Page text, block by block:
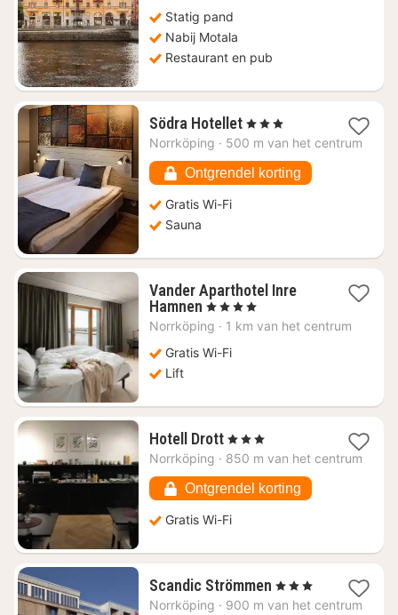
Statig pand
Nabij Motala
Restaurant en pub
Södra Hotellet4
nachten
€
71,14
, 3 Sterren
Norrköping · 500 m van het centrum
Ontgrendel korting
Gratis Wi-Fi
Sauna
Vander Aparthotel Inre
Hamnen 4
nachten
vanaf
€
, 4 Sterren
Norrköping · 1 km van het centrum
Gratis Wi-Fi
Lift
Hotell Drott4
nachten
€
81,59
, 3 Sterren
Norrköping · 850 m van het centrum
Ontgrendel korting
Gratis Wi-Fi
Scandic Strömmen 4
nachten
, 3 Sterren
Norrköping · 900 m van het centrum